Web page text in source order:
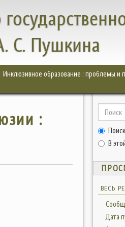
С. Пушкина
Инклюзивное образование : проблемы и
:
В
ВЕСЬ
Дата